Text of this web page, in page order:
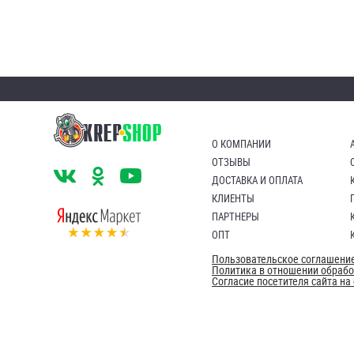
О КОМПАНИИ
ОТЗЫВЫ
ДОСТАВКА И ОПЛАТА
КЛИЕНТЫ
ПАРТНЕРЫ
ОПТ
Пользовательское
Политика в отношении
Согласие посетителя сайта